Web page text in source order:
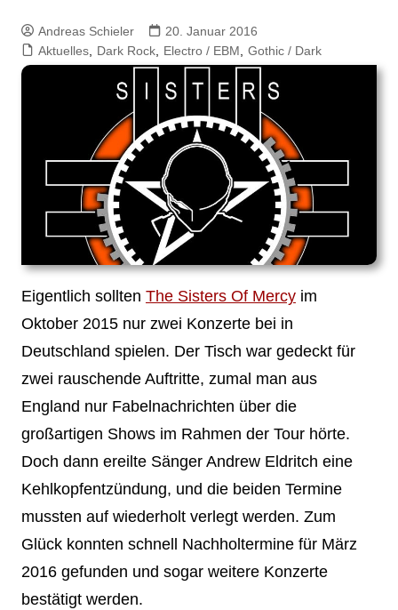
Andreas Schieler
20. Januar 2016
Aktuelles, Dark Rock, Electro / EBM Gothic / Dark
Eigentlich sollten The Sisters Of Mercyim
Oktober 2015 nur zwei Konzerte bei in
Deutschland spielen. Der Tisch war gedeckt für
zwei rauschende Auftritte, zumal man aus
England nur Fabelnachrichten über die
großartigen Shows im Rahmen der Tour hörte.
Doch dann ereilte Sänger Andrew Eldritch eine
Kehlkopfentzündung, und die beiden Termine
mussten auf wiederholt verlegt werden. Zum
Glück konnten schnell Nachholtermine für März
2016 gefunden und sogar weitere Konzerte
bestätigt werden.